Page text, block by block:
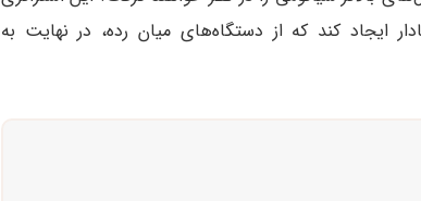
ایجاد کند که از دستگاه‌های میان رده، در نهایت به